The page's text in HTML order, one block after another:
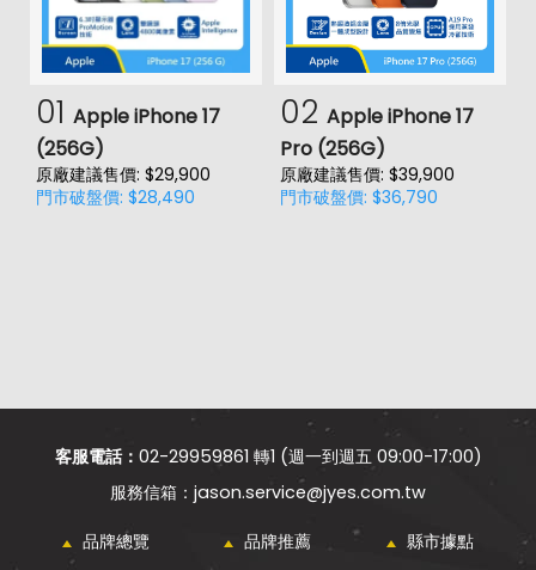
01 Apple iPhone 17
(256G)
原廠建議售價: $29,900
門市破盤價: $28,490
02 Apple iPhone 17
Pro (256G)
原廠建議售價: $39,900
門市破盤價: $36,790
客服電話： 02-29959861 轉1 (週一到週五 09:00-17:00)
jason.service@jyes.com.tw
品牌總覽 品牌推薦
縣市據點